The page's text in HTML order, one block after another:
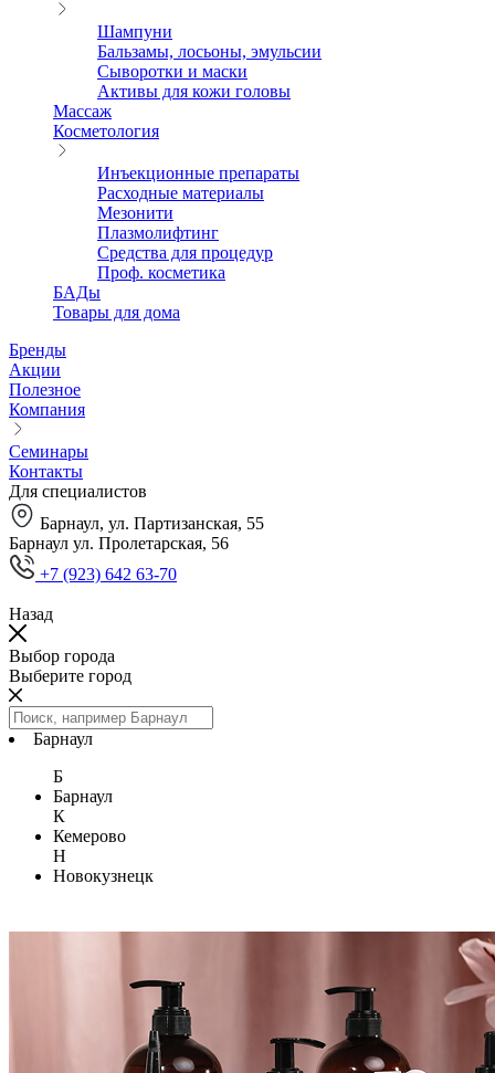
Шампуни
Бальзамы, лосьоны, эмульсии
Сыворотки и маски
Активы для кожи головы
Массаж
Косметология
Инъекционные препараты
Расходные материалы
Мезонити
Плазмолифтинг
Средства для процедур
Проф. косметика
БАДы
Товары для дома
Бренды
Акции
Полезное
Компания
Семинары
Контакты
Для специалистов
Барнаул, ул. Партизанская, 55
Барнаул ул. Пролетарская, 56
+7 (923) 642 63-70
Назад
Выбор города
Выберите город
Барнаул
Б
Барнаул
К
Кемерово
Н
Новокузнецк